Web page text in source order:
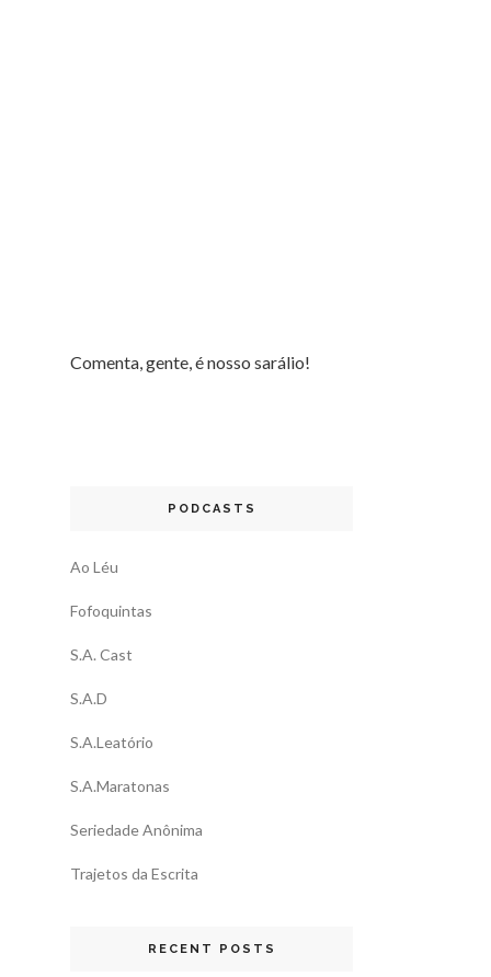
Comenta, gente, é nosso sarálio!
PODCASTS
Ao Léu
Fofoquintas
S.A. Cast
S.A.D
S.A.Leatório
S.A.Maratonas
Seriedade Anônima
Trajetos da Escrita
RECENT POSTS